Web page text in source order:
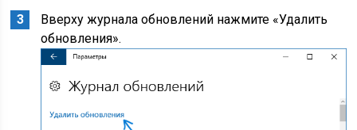
Вверху журнала обновлений нажмите «Удалить
обновления».